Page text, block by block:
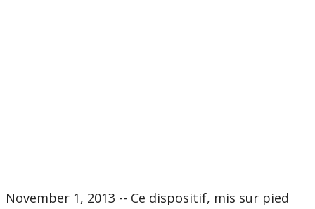
November 1, 2013 -- Ce dispositif, mis sur pied